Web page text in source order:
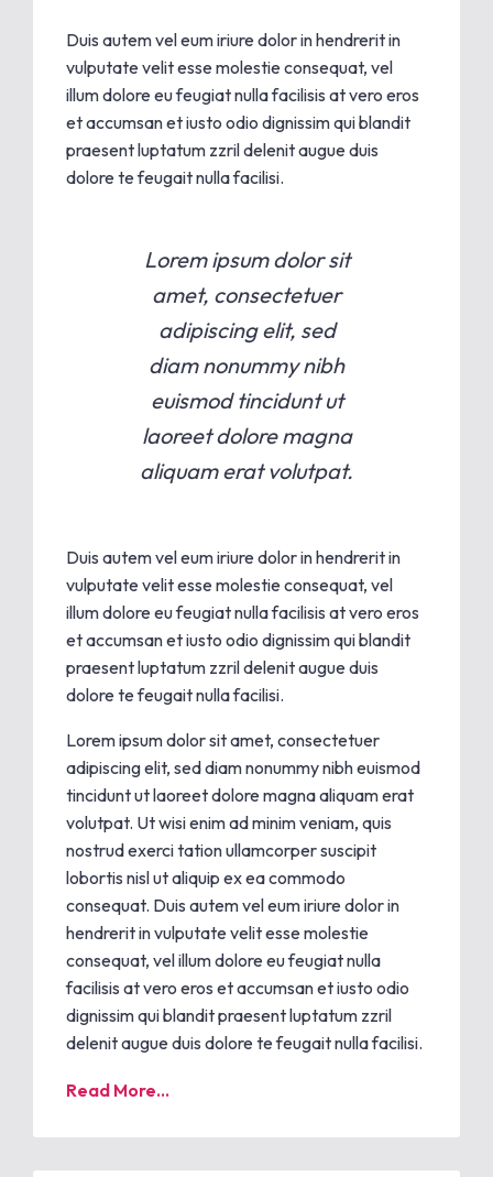
Duis autem vel eum iriure dolor in hendrerit in
vulputate velit esse molestie consequat, vel
illum dolore eu feugiat nulla facilisis at vero eros
et accumsan et iusto odio dignissim qui blandit
praesent luptatum zzril delenit augue duis
dolore te feugait nulla facilisi.
Lorem ipsum dolor sit
amet, consectetuer
adipiscing elit, sed
diam nonummy nibh
euismod tincidunt ut
laoreet dolore magna
aliquam erat volutpat.
Duis autem vel eum iriure dolor in hendrerit in
vulputate velit esse molestie consequat, vel
illum dolore eu feugiat nulla facilisis at vero eros
et accumsan et iusto odio dignissim qui blandit
praesent luptatum zzril delenit augue duis
dolore te feugait nulla facilisi.
Lorem ipsum dolor sit amet, consectetuer
adipiscing elit, sed diam nonummy nibh euismod
tincidunt ut laoreet dolore magna aliquam erat
volutpat. Ut wisi enim ad minim veniam, quis
nostrud exerci tation ullamcorper suscipit
lobortis nisl ut aliquip ex ea commodo
consequat. Duis autem vel eum iriure dolor in
hendrerit in vulputate velit esse molestie
consequat, vel illum dolore eu feugiat nulla
facilisis at vero eros et accumsan et iusto odio
dignissim qui blandit praesent luptatum zzril
delenit augue duis dolore te feugait nulla facilisi.
Read More...